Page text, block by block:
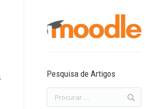
Pesquisa de Artigos